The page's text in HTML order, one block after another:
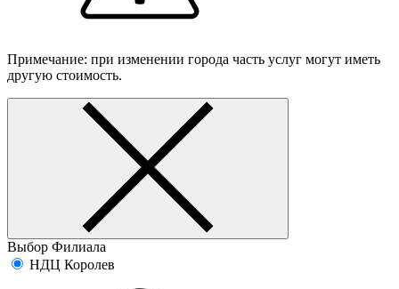
Примечание: при изменении города часть услуг могут иметь
другую стоимость.
Выбор Филиала
НДЦ Королев